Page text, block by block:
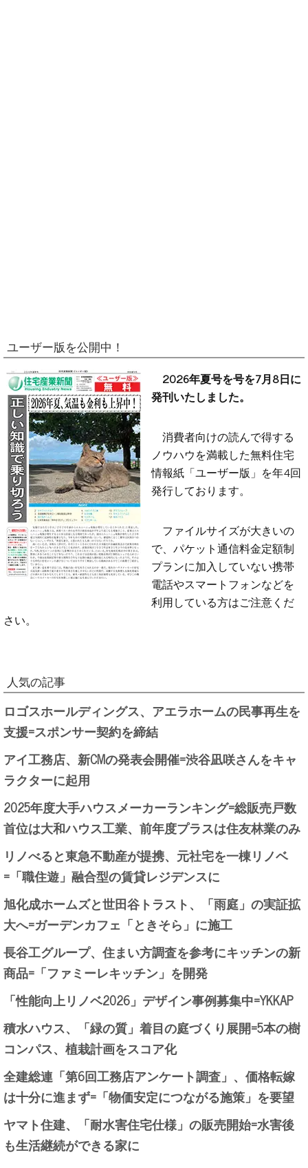
ユーザー版を公開中！
2026年夏号を号を7月8日に
発刊いたしました。
消費者向けの読んで得する
ノウハウを満載した無料住宅
情報紙「ユーザー版」を年4回
発行しております。
ファイルサイズが大きいの
で、パケット通信料金定額制
プランに加入していない携帯
電話やスマートフォンなどを
利用している方はご注意くだ
さい。
人気の記事
ロゴスホールディングス、アエラホームの民事再生を
支援=スポンサー契約を締結
アイ工務店、新CMの発表会開催=渋谷凪咲さんをキャ
ラクターに起用
2025年度大手ハウスメーカーランキング=総販売戸数
首位は大和ハウス工業、前年度プラスは住友林業のみ
リノべると東急不動産が提携、元社宅を一棟リノベ
=「職住遊」融合型の賃貸レジデンスに
旭化成ホームズと世田谷トラスト、「雨庭」の実証拡
大へ=ガーデンカフェ「ときそら」に施工
長谷工グループ、住まい方調査を参考にキッチンの新
商品=「ファミーレキッチン」を開発
「性能向上リノベ2026」デザイン事例募集中=YKKAP
積水ハウス、「緑の質」着目の庭づくり展開=5本の樹
コンパス、植栽計画をスコア化
全建総連「第6回工務店アンケート調査」、価格転嫁
は十分に進まず=「物価安定につながる施策」を要望
ヤマト住建、「耐水害住宅仕様」の販売開始=水害後
も生活継続ができる家に